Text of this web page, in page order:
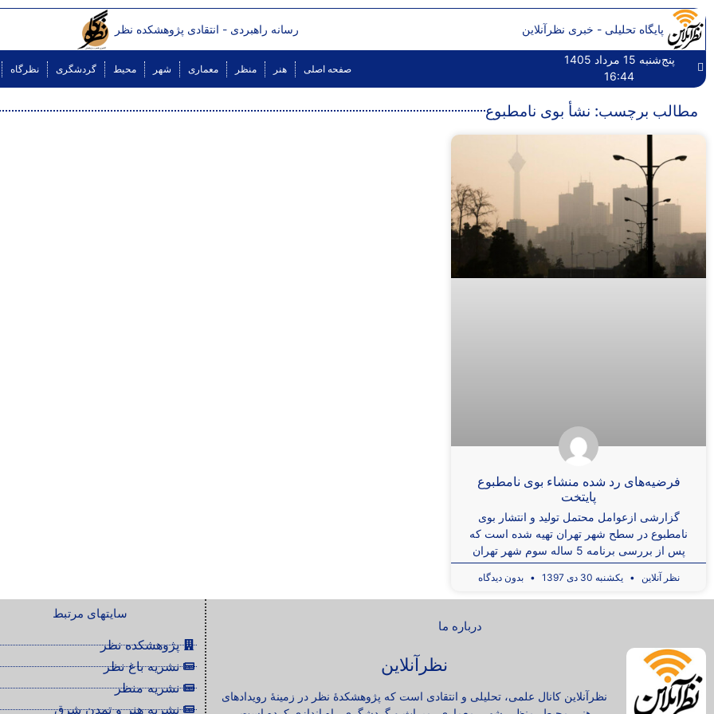
پایگاه تحلیلی - خبری نظرآنلاین رسانه راهبردی - انتقادی پژوهشکده نظر
پنج‌شنبه 15 مرداد 1405
16:44
صفحه اصلی هنر منظر معماری شهر محیط گردشگری نظرگاه
مطالب برچسب: نشأ بوی نامطبوع
فرضیه‌های رد شده منشاء بوی نامطبوع
پایتخت
گزارشی ازعوامل محتمل تولید و انتشار بوی
نامطبوع در سطح شهر تهران تهیه شده است که
پس از بررسی برنامه 5 ساله سوم شهر تهران
نظر آنلاین یکشنبه 30 دی 1397 بدون دیدگاه
درباره ما
نظرآنلاین
نظرآنلاین کانال علمی، تحلیلی و انتقادی است که پژوهشکدۀ نظر در زمینۀ رویدادهای
سایتهای مرتبط
پژوهشکده نظر
نشریه باغ نظر
نشریه منظر
نشریه هنر و تمدن شرق